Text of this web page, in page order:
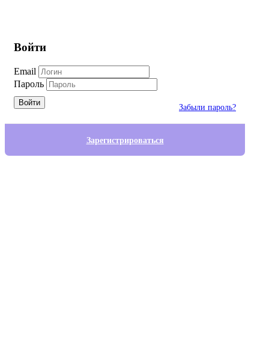
Войти
Email
Пароль
Войти
Забыли пароль?
Зарегистрироваться